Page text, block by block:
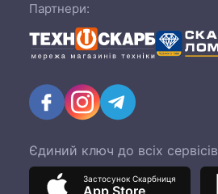
Партнери:
Єдиний ключ до всіх сервісів
Застосунок Скарбниця
App Store